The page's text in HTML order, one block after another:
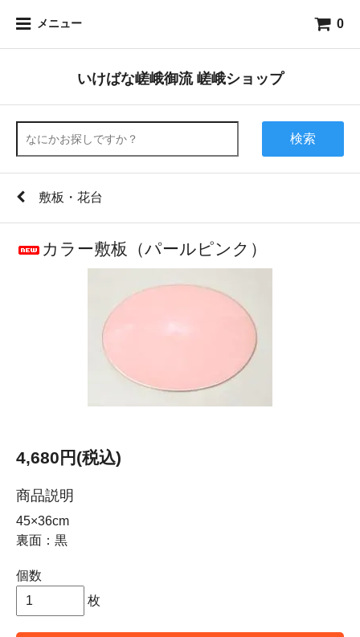
メニュー 0
いけばな嵯峨御流 嵯峨ショップ
検索
敷板・花台
カラー敷板（パールピンク）
4,680円(税込)
商品説明
45×36cm
裏面：黒
個数
枚